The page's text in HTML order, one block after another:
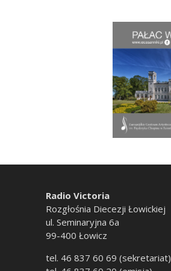
Radio Victoria
Rozgłośnia Diecezji Łowickiej
ul. Seminaryjna 6a
99-400 Łowicz
tel. 46 837 60 69 (sekretariat)